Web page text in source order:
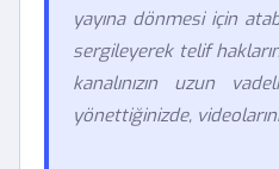
yayına dönmesi için
sergileyerek telif
kanalınızın uzun
yönettiğinizde,